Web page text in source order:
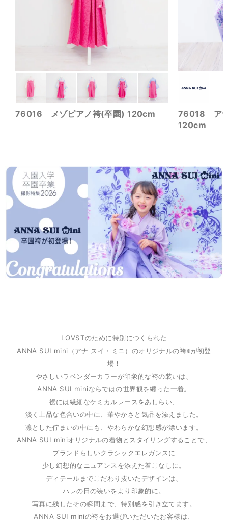
76016 メゾピアノ袴(卒園) 120cm
76018 アナ
120cm
LOVSTのために特別につくられた
ANNA SUI mini（アナ スイ・ミニ）のオリジナルの袴※が初登
場！
やさしいラベンダーカラーが印象的な袴の装いは、
ANNA SUI miniならではの世界観を纏った一着。
裾には繊細なケミカルレースをあしらい、
淡く上品な色合いの中に、華やかさと気品を添えました。
凛とした佇まいの中にも、やわらかな幻想感が漂います。
ANNA SUI miniオリジナルの着物とスタイリングすることで、
ブランドらしいクラシックエレガンスに
少し幻想的なニュアンスを添えた着こなしに。
ディテールまでこだわり抜いたデザインは、
ハレの日の装いをより印象的に。
写真に残したその瞬間まで、特別感を引き立てます。
ANNA SUI miniの袴をお選びいただいたお客様は、